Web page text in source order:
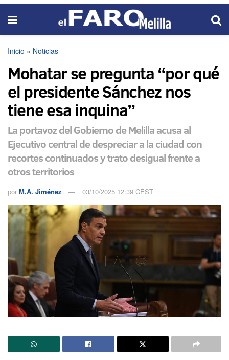
Inicio » Noticias
Mohatar se pregunta “por qué
el presidente Sánchez nos
tiene esa inquina”
La portavoz del Gobierno de Melilla acusa al
Ejecutivo central de despreciar a la ciudad con
recortes continuados y trato desigual frente a
otros territorios
por M.A. Jiménez 03/10/2025 12:39 CEST